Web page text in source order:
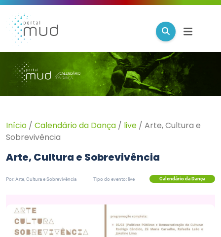
Início / Calendário da Dança / live / Arte, Cultura e
Sobrevivência
Arte, Cultura e Sobrevivência
Por: Arte, Cultura e Sobrevivência Tipo do evento: live Calendário da Dança